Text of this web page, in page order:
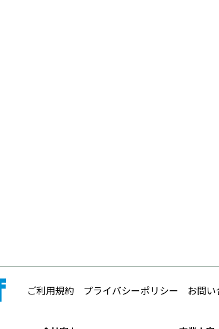
ご利用規約 プライバシーポリシー お問い